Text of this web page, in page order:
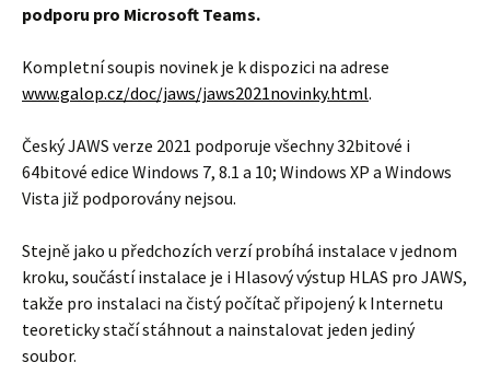
podporu pro Microsoft Teams.
Kompletní soupis novinek je k dispozici na adrese
www.galop.cz/doc/jaws/jaws2021novinky.html.
Český JAWS verze 2021 podporuje všechny 32bitové i
64bitové edice Windows 7, 8.1 a 10; Windows XP a Windows
Vista již podporovány nejsou.
Stejně jako u předchozích verzí probíhá instalace v jednom
kroku, součástí instalace je i Hlasový výstup HLAS pro JAWS,
takže pro instalaci na čistý počítač připojený k Internetu
teoreticky stačí stáhnout a nainstalovat jeden jediný
soubor.